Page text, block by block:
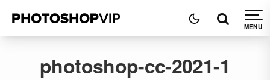
photoshop-cc-2021-1